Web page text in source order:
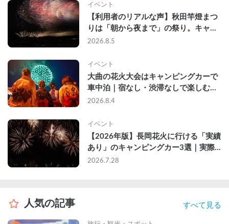
イベント
【利用者のリアルな声】秋田竿燈まつ
りは「朝から夜まで」の祭り。キャン
ピングカーで行った2組の記録
2026.8.5
イベント
大曲の花火大会はキャンピングカーで
車中泊｜宿なし・渋滞なしで楽しむ
2026年完全ガイド
2026.8.4
イベント
【2026年版】長岡花火に行ける「実績
あり」のキャンピングカー3選｜実際
に利用したゲストのレビュー付き
2026.7.28
人気の記事 すべて見る